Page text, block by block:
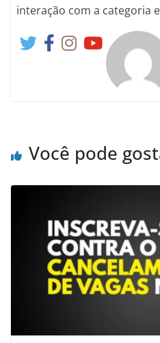
interação com a categoria
Você pode